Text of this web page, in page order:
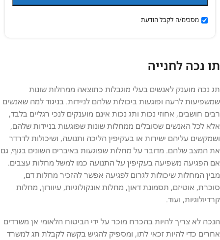
מסכימ/ה לקבל הודעת
תו נכה לחנייה
תג נכה מוענק לאנשים בעלי מוגבלות כתוצאה ממחלות שונות
שמשפיעות לרעה ופוגעות ביכולות שלהם לניידות. בניגוד למה שאנשים
רבים חושבים, אחוזי נכות ותג נכות אינם מוענקים לנכי רגליים בלבד,
אלא לכל האנשים שסובלים ממחלות שונות שפוגעות בניידות שלהם,
ושמקשים עליהם ישירות או בעקיפין הליכה ותנועה, ושיכולות לדרדר
את המצב שלהם. מדובר על מחלות שפוגעות באיברים השונים בגוף, גם
אם הפגיעה משפיעה בעקיפין על התנועה כמו למשל מחלות עצבים.
מבין המחלות שיכולות לגרום לפגיעה אפשר להזכיר מחלות דם,
סוכרת, אוטיזם, תסמונת דאון, מחלות אונקולוגיות, עיוורון, מחלות
קרדיולוגיות, ועוד.
הנכה לא צריך להיות בהכרח מוכר על ידי הביטוח הלאומי אן משרדים
אחרים כדי להיות זכאי לתו, ומספיק להגיש בקשה לקבלת תג למשרד